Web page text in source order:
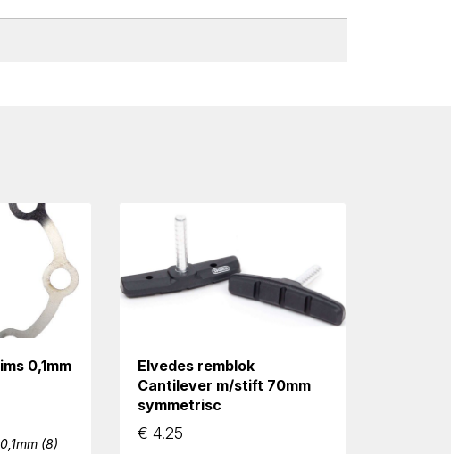
0,1mm
(8)
Elvedes remblok
Cantilever m/stift 70mm
symmetrisc
€ 4.25